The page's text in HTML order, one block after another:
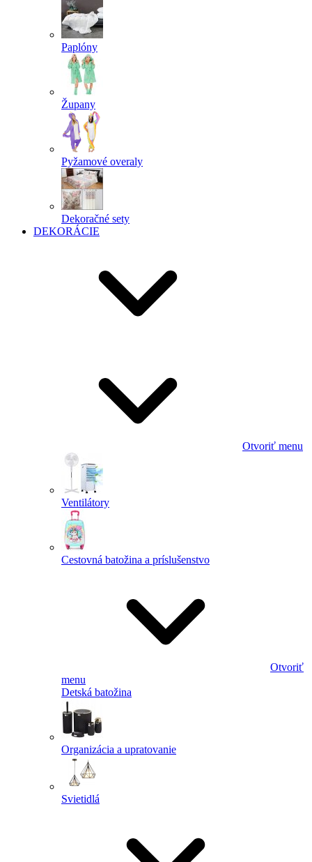
Paplóny
Župany
Pyžamové overaly
Dekoračné sety
DEKORÁCIE
Otvoriť menu
Ventilátory
Cestovná batožina a príslušenstvo
Otvoriť
menu
Detská batožina
Organizácia a upratovanie
Svietidlá